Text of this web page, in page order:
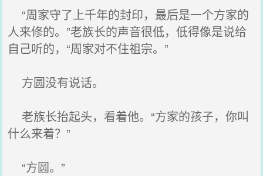
“周家守了上千年的封印，最后是一个方家的
人来修的。”老族长的声音很低，低得像是说给
自己听的，“周家对不住祖宗。”
方圆没有说话。
老族长抬起头，看着他。“方家的孩子，你叫
什么来着？”
“方圆。”